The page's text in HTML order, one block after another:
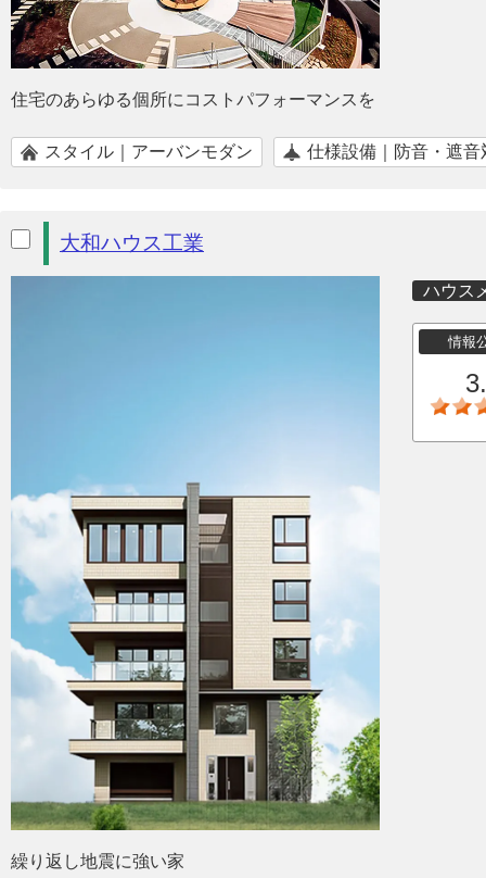
住宅のあらゆる個所にコストパフォーマンスを
スタイル｜アーバンモダン 仕様設備｜防音・遮音
大和ハウス工業
ハウス
情報
繰り返し地震に強い家